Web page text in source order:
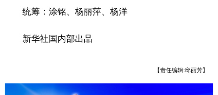
统筹：涂铭、杨丽萍、杨洋
新华社国内部出品
【责任编辑:邱丽芳】